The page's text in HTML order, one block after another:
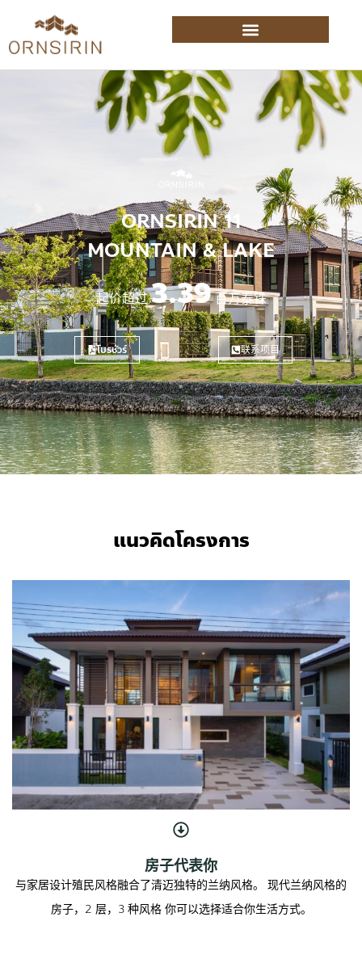
ORNSIRIN 11
MOUNTAIN & LAKE
起价超过3.39百万泰铢
โบรชัวร์ 联系项目
แนวคิดโครงการ
房子代表你
与家居设计殖民风格融合了清迈独特的兰纳风格。 现代兰纳风格的
房子，2 层，3 种风格 你可以选择适合你生活方式。